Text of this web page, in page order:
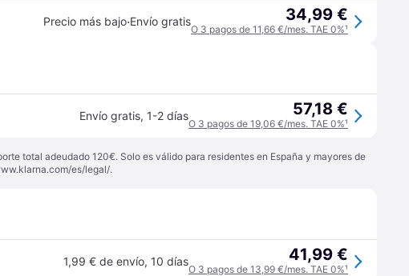
Precio más bajo·Envío gratis 34,99 €
O 3 pagos de 11,66 €/mes. TAE 0%¹
Envío gratis, 1-2 días 57,18 €
O 3 pagos de 19,06 €/mes. TAE 0%¹
total adeudado 120€. Solo es válido para residentes en España y mayores de
es/legal/.
1,99 € de envío, 10 días 41,99 €
O 3 pagos de 13,99 €/mes. TAE 0%¹